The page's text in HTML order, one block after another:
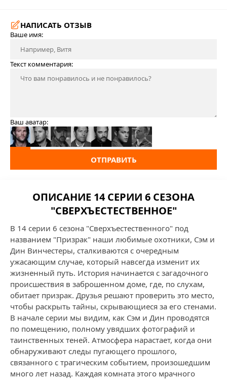
НАПИСАТЬ ОТЗЫВ
Ваше имя:
Текст комментария:
Ваш аватар:
ОТПРАВИТЬ
ОПИСАНИЕ 14 СЕРИИ 6 СЕЗОНА
"СВЕРХЪЕСТЕСТВЕННОЕ"
В 14 серии 6 сезона "Сверхъестественного" под
названием "Призрак" наши любимые охотники, Сэм и
Дин Винчестеры, сталкиваются с очередным
ужасающим случае, который навсегда изменит их
жизненный путь. История начинается с загадочного
происшествия в заброшенном доме, где, по слухам,
обитает призрак. Друзья решают проверить это место,
чтобы раскрыть тайны, скрывающиеся за его стенами.
В начале серии мы видим, как Сэм и Дин проводятся
по помещению, полному увядших фотографий и
таинственных теней. Атмосфера нарастает, когда они
обнаруживают следы пугающего прошлого,
связанного с трагическим событием, произошедшим
много лет назад. Каждая комната этого мрачного